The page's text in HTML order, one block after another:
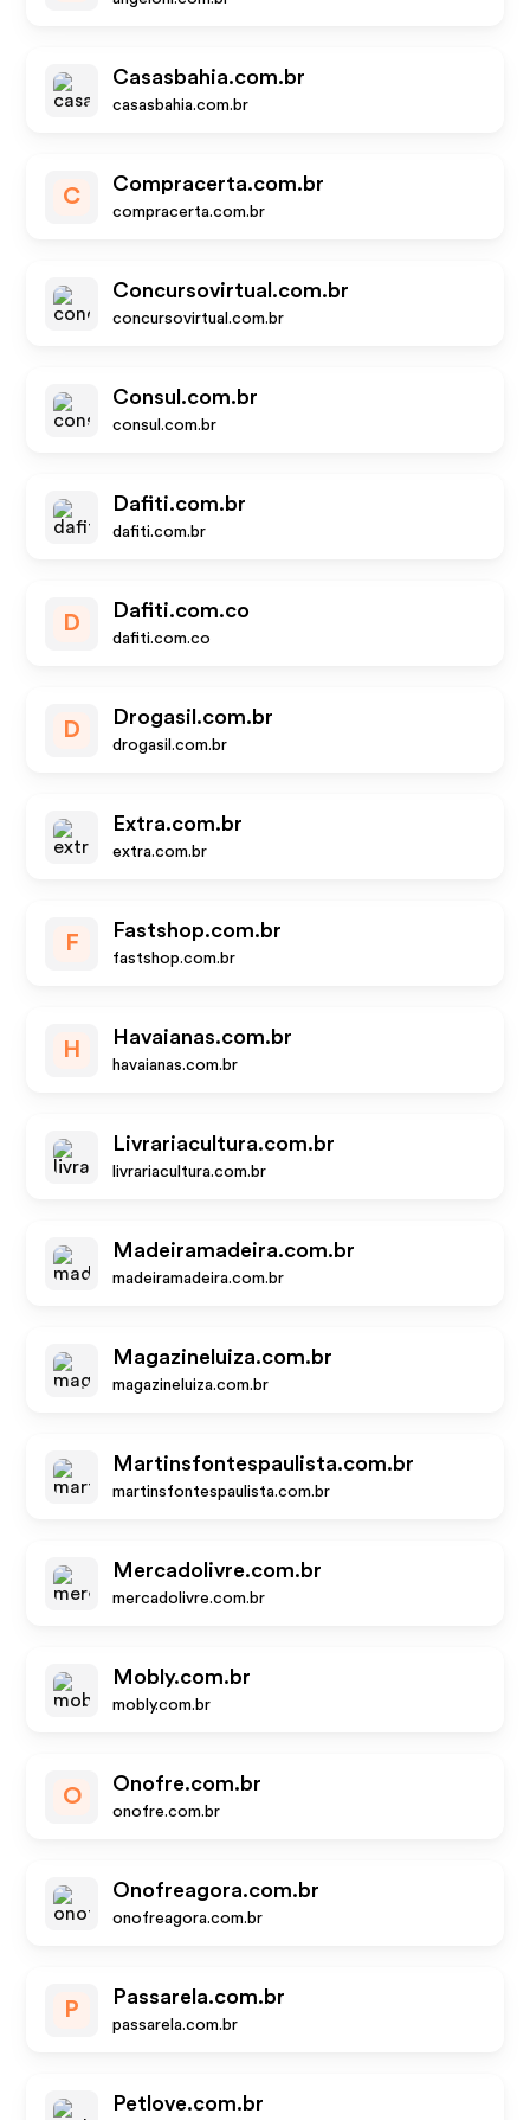
Casasbahia.com.br
casasbahia.com.br
C
Compracerta.com.br
compracerta.com.br
Concursovirtual.com.br
concursovirtual.com.br
Consul.com.br
consul.com.br
Dafiti.com.br
dafiti.com.br
D
Dafiti.com.co
dafiti.com.co
D
Drogasil.com.br
drogasil.com.br
Extra.com.br
extra.com.br
F
Fastshop.com.br
fastshop.com.br
H
Havaianas.com.br
havaianas.com.br
Livrariacultura.com.br
livrariacultura.com.br
Madeiramadeira.com.br
madeiramadeira.com.br
Magazineluiza.com.br
magazineluiza.com.br
Martinsfontespaulista.com.br
martinsfontespaulista.com.br
Mercadolivre.com.br
mercadolivre.com.br
Mobly.com.br
mobly.com.br
O
Onofre.com.br
onofre.com.br
Onofreagora.com.br
onofreagora.com.br
P
Passarela.com.br
passarela.com.br
Petlove.com.br